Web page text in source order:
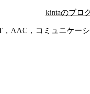
kintaのブロ
，AAC，コミュニケー